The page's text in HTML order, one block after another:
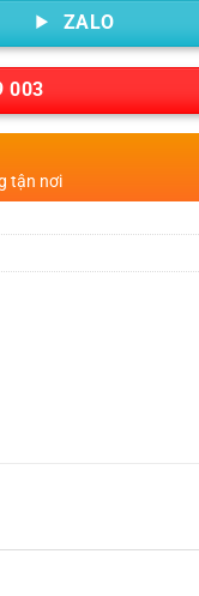
ZALO
003
tận nơi